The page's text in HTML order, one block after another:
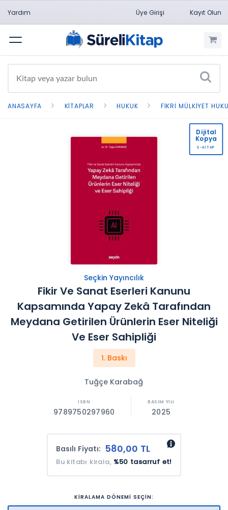
Yardım Üye Girişi Kayıt Olun
Menü
ANASAYFA KITAPLAR HUKUK FIKRI MÜLKIYET
Seçkin Yayıncılık
Fikir Ve Sanat Eserleri Kanunu
Kapsamında Yapay Zekâ Tarafından
Meydana Getirilen Ürünlerin Eser Niteliği
Ve Eser Sahipliği
1. Baskı
Tuğçe Karabağ
9789750297960 2025
Basılı Fiyatı: 580,00 TL
Bu kitabı kirala, %50 tasarruf et!
KİRALAMA DÖNEMİ SEÇİN:
Dijital
Kopya
E-KİTAP